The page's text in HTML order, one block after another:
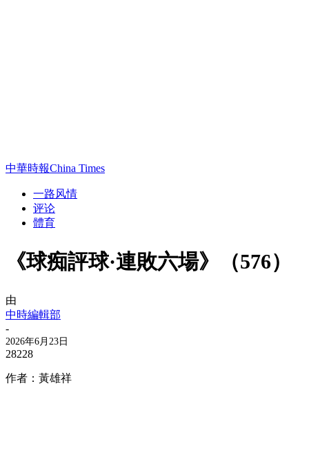
中華時報China Times
一路风情
评论
體育
《球痴評球·連敗六場》（576）
由
中時編輯部
-
2026年6月23日
28228
作者：黃雄祥